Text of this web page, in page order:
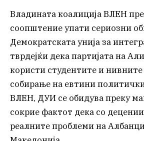
Владината коалиција ВЛЕН
соопштение упати сериозни
Демократската унија за
тврдејќи дека партијата на
користи студентите и нивните
собирање на евтини
ВЛЕН, ДУИ се обидува преку
сокрие фактот дека со
реалните проблеми на